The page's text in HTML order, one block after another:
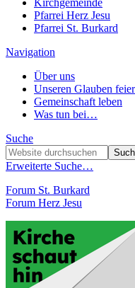
Kirchgemeinde
Pfarrei Herz Jesu
Pfarrei St. Burkard
Navigation
Über uns
Unseren Glauben
Gemeinschaft leben
Was tun bei…
Suche
Erweiterte Suche…
Forum St. Burkard
Forum Herz Jesu